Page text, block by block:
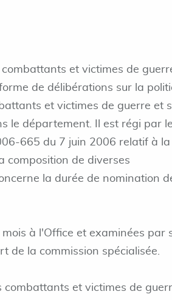
et victimes de
de délibérations sur la
et victimes de guerre et
le département. Il est régi par
665 du 7 juin 2006 relatif à la
composition de diverses
la durée de nomination
à l'Office et examinées par
de la commission spécialisée.
combattants et victimes de